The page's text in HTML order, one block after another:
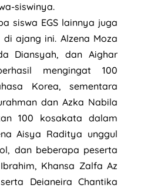
siswinya.
siswa EGS lainnya juga
ajang ini. Alzena Moza
Diansyah, dan Aighar
mengingat 100
Korea, sementara
dan Azka Nabila
100 kosakata dalam
Aisya Raditya unggul
dan beberapa peserta
Khansa Zalfa Az
Deianeira Chantika